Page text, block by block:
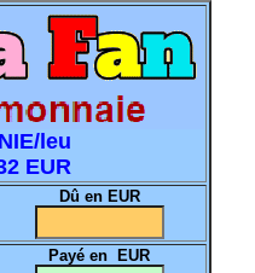
leu
EUR
Dû en EUR
Payé en EUR